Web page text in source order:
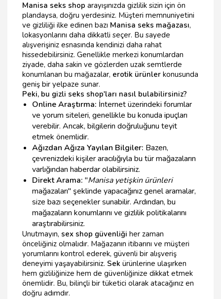
Manisa seks shop arayışınızda gizlilik sizin için ön
plandaysa, doğru yerdesiniz. Müşteri memnuniyetini
ve gizliliği ilke edinen bazı Manisa seks mağazası,
lokasyonlarını daha dikkatli seçer. Bu sayede
alışverişiniz esnasında kendinizi daha rahat
hissedebilirsiniz. Genellikle merkezi konumlardan
ziyade, daha sakin ve gözlerden uzak semtlerde
konumlanan bu mağazalar, erotik ürünler konusunda
geniş bir yelpaze sunar.
Peki, bu gizli seks shop'ları nasıl bulabilirsiniz?
Online Araştırma: İnternet üzerindeki forumlar
ve yorum siteleri, genellikle bu konuda ipuçları
verebilir. Ancak, bilgilerin doğruluğunu teyit
etmek önemlidir.
Ağızdan Ağıza Yayılan Bilgiler: Bazen,
çevrenizdeki kişiler aracılığıyla bu tür mağazaların
varlığından haberdar olabilirsiniz.
Direkt Arama: "Manisa yetişkin ürünleri
mağazaları" şeklinde yapacağınız genel aramalar,
size bazı seçenekler sunabilir. Ardından, bu
mağazaların konumlarını ve gizlilik politikalarını
araştırabilirsiniz.
Unutmayın, sex shop güvenliği her zaman
önceliğiniz olmalıdır. Mağazanın itibarını ve müşteri
yorumlarını kontrol ederek, güvenli bir alışveriş
deneyimi yaşayabilirsiniz. Sek ürünlerine ulaşırken
hem gizliliğinize hem de güvenliğinize dikkat etmek
önemlidir. Bu, bilinçli bir tüketici olarak atacağınız en
doğru adımdır.